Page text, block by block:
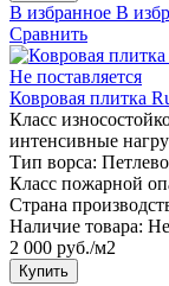
В избранное В
Сравнить
Не поставляется
Ковровая плитка
Класс
интенсивные
Тип ворса:
Класс пожарной
Страна
Наличие товара:
2 000 руб./м2
Купить